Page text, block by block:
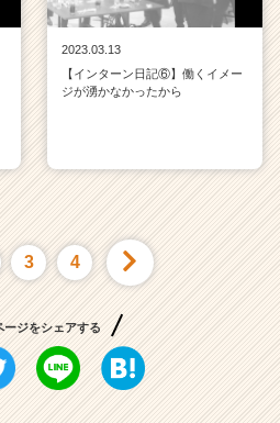
2023.03.13
【インターン日記⑥】働くイメー
ジが湧かなかったから
3 4
ージをシェアする